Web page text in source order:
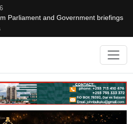
Parliament and Government briefings